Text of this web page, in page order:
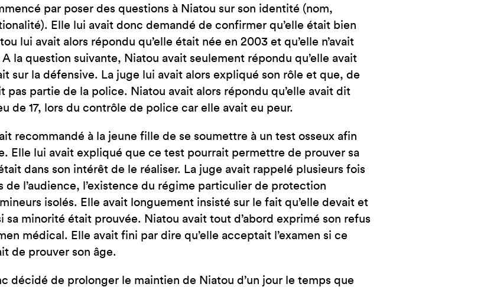
par poser des questions à Niatou sur son identité (nom,
Elle lui avait donc demandé de confirmer qu’elle était bien
lui avait alors répondu qu’elle était née en 2003 et qu’elle n’avait
A la question suivante, Niatou avait seulement répondu qu’elle avait
sur la défensive. La juge lui avait alors expliqué son rôle et que, de
pas partie de la police. Niatou avait alors répondu qu’elle avait dit
de 17, lors du contrôle de police car elle avait eu peur.
recommandé à la jeune fille de se soumettre à un test osseux afin
Elle lui avait expliqué que ce test pourrait permettre de prouver sa
dans son intérêt de le réaliser. La juge avait rappelé plusieurs fois
de l’audience, l’existence du régime particulier de protection
isolés. Elle avait longuement insisté sur le fait qu’elle devait et
sa minorité était prouvée. Niatou avait tout d’abord exprimé son refus
médical. Elle avait fini par dire qu’elle acceptait l’examen si ce
de prouver son âge.
décidé de prolonger le maintien de Niatou d’un jour le temps que